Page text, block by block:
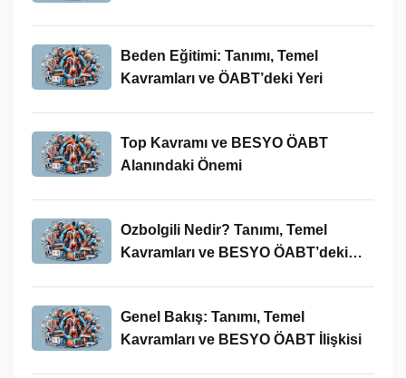
Beden Eğitimi: Tanımı, Temel
Kavramları ve ÖABT’deki Yeri
Top Kavramı ve BESYO ÖABT
Alanındaki Önemi
Ozbolgili Nedir? Tanımı, Temel
Kavramları ve BESYO ÖABT’deki
Genel Bakış: Tanımı, Temel
Kavramları ve BESYO ÖABT İlişkisi